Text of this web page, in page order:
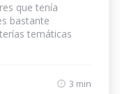
que tenía
bastante
temáticas
3 min